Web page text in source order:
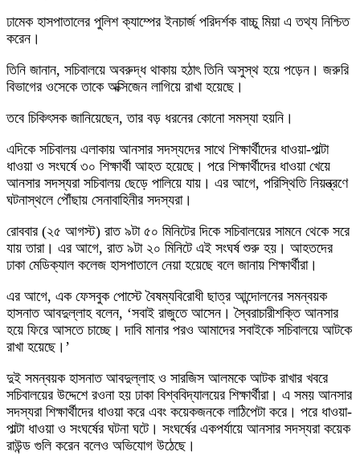
ঢামেক হাসপাতালের পুলিশ ক্যাম্পের ইনচার্জ পরিদর্শক বাচ্চু মিয়া এ তথ্য নিশ্চিত
করেন।
তিনি জানান, সচিবালয়ে অবরুদ্ধ থাকায় হঠাৎ তিনি অসুস্থ হয়ে পড়েন। জরুরি
বিভাগের ওসেকে তাকে অক্সিজেন লাগিয়ে রাখা হয়েছে।
তবে চিকিৎসক জানিয়েছেন, তার বড় ধরনের কোনো সমস্যা হয়নি।
এদিকে সচিবালয় এলাকায় আনসার সদস্যদের সাথে শিক্ষার্থীদের ধাওয়া-পাল্টা
ধাওয়া ও সংঘর্ষে ৩০ শিক্ষার্থী আহত হয়েছে। পরে শিক্ষার্থীদের ধাওয়া খেয়ে
আনসার সদস্যরা সচিবালয় ছেড়ে পালিয়ে যায়। এর আগে, পরিস্থিতি নিয়ন্ত্রণে
ঘটনাস্থলে পৌঁছায় সেনাবাহিনীর সদস্যরা।
রোববার (২৫ আগস্ট) রাত ৯টা ৫০ মিনিটের দিকে সচিবালয়ের সামনে থেকে সরে
যায় তারা। এর আগে, রাত ৯টা ২০ মিনিটে এই সংঘর্ষ শুরু হয়। আহতদের
ঢাকা মেডিক্যাল কলেজ হাসপাতালে নেয়া হয়েছে বলে জানায় শিক্ষার্থীরা।
এর আগে, এক ফেসবুক পোস্টে বৈষম্যবিরোধী ছাত্র আন্দোলনের সমন্বয়ক
হাসনাত আবদুল্লাহ বলেন, ‘সবাই রাজুতে আসেন। স্বৈরাচারীশক্তি আনসার
হয়ে ফিরে আসতে চাচ্ছে। দাবি মানার পরও আমাদের সবাইকে সচিবালয়ে আটকে
রাখা হয়েছে।’
দুই সমন্বয়ক হাসনাত আবদুল্লাহ ও সারজিস আলমকে আটক রাখার খবরে
সচিবালয়ের উদ্দেশে রওনা হয় ঢাকা বিশ্ববিদ্যালয়ের শিক্ষার্থীরা। এ সময় আনসার
সদস্যরা শিক্ষার্থীদের ধাওয়া করে এবং কয়েকজনকে লাঠিপেটা করে। পরে ধাওয়া-
পাল্টা ধাওয়া ও সংঘর্ষের ঘটনা ঘটে। সংঘর্ষের একপর্যায়ে আনসার সদস্যরা কয়েক
রাউন্ড গুলি করেন বলেও অভিযোগ উঠেছে।